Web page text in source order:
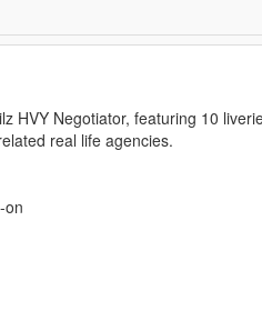
HVY Negotiator, featuring 10
real life agencies.
on